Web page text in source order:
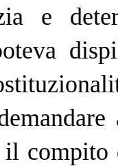
e
compito